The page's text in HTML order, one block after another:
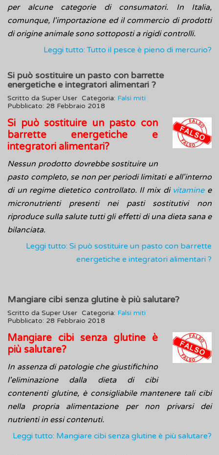
per alcune categorie di consumatori. In Italia,
comunque, l'importazione ed il commercio di prodotti
di origine animale sono sottoposti a rigidi controlli.
Leggi tutto: Tutto il pesce è pieno di mercurio?
Si può sostituire un pasto con barrette
energetiche e integratori alimentari ?
Scritto da Super User Categoria: Falsi miti
Pubblicato: 28 Febbraio 2018
Si può sostituire un pasto con
barrette energetiche e
integratori alimentari?
Nessun prodotto dovrebbe sostituire un
pasto completo, se non per periodi limitati e all'interno
di un regime dietetico controllato. Il mix di vitamine e
micronutrienti presenti nei pasti sostitutivi non
riproduce sulla salute tutti gli effetti di una dieta sana e
bilanciata.
Leggi tutto: Si può sostituire un pasto con barrette
energetiche e integratori alimentari ?
Mangiare cibi senza glutine è più salutare?
Scritto da Super User Categoria: Falsi miti
Pubblicato: 28 Febbraio 2018
Mangiare cibi senza glutine è
più salutare?
In assenza di patologie che giustifichino
l'eliminazione dalla dieta di cibi
contenenti glutine, è consigliabile mantenere tali cibi
nella propria alimentazione per non privarsi dei
nutrienti in essi contenuti.
Leggi tutto: Mangiare cibi senza glutine è più salutare?